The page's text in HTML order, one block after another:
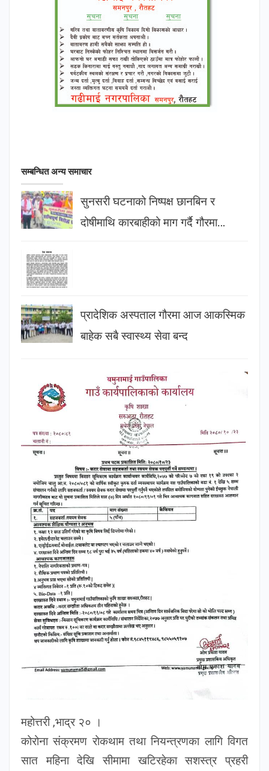
सम्बन्धित अन्य समाचार
सुनसरी घटनाको निष्पक्ष छानबिन र
दोषीमाथि कारबाहीको माग गर्दै गौरमा…
प्रादेशिक अस्पताल गौरमा आज आकस्मिक
बाहेक सबै स्वास्थ्य सेवा बन्द
महोत्तरी ,भाद्र २० ।
कोरोना संक्रमण रोकथाम तथा नियन्त्रणका लागि विगत
सात महिना देखि सीमामा खटिरहेका सशस्त्र प्रहरी